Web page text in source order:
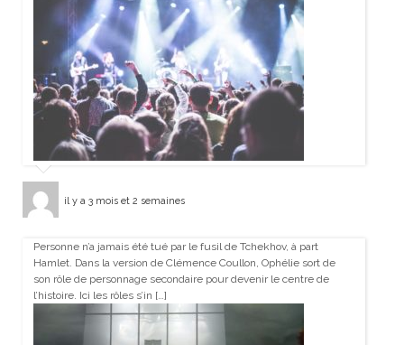
il y a 3 mois et 2 semaines
Personne n’a jamais été tué par le fusil de Tchekhov, à part
Hamlet. Dans la version de Clémence Coullon, Ophélie sort de
son rôle de personnage secondaire pour devenir le centre de
l’histoire. Ici les rôles s’in […]